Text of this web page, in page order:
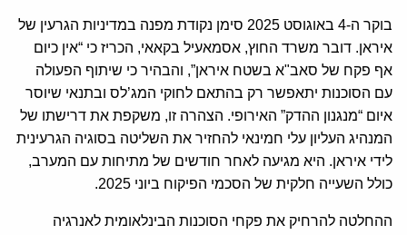
בוקר ה-4 באוגוסט 2025 סימן נקודת מפנה במדיניות הגרעין של
איראן. דובר משרד החוץ, אסמאעיל בקאאי, הכריז כי “אין כיום
אף פקח של סאב"א בשטח איראן”, והבהיר כי שיתוף הפעולה
עם הסוכנות יתאפשר רק בהתאם לחוקי המג’לס ובתנאי שיוסר
איום “מנגנון ההדק” האירופי. הצהרה זו, משקפת את דרישתו של
המנהיג העליון עלי חמינאי להחזיר את השליטה בסוגיה הגרעינית
לידי איראן. היא מגיעה לאחר חודשים של מתיחות עם המערב,
כולל השעייה חלקית של הסכמי הפיקוח ביוני 2025.
ההחלטה להרחיק את פקחי הסוכנות הבינלאומית לאנרגיה